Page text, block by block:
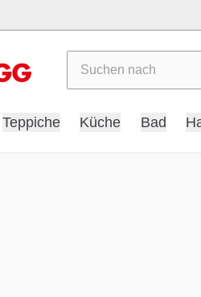
Teppiche Küche Bad